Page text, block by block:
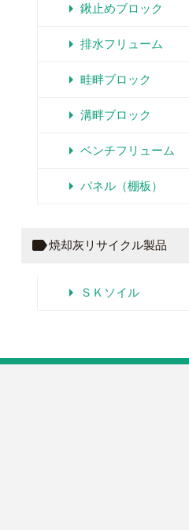
arrow_right 鍬止めブロック
arrow_right 排水フリューム
arrow_right 畦畔ブロック
arrow_right 溝畔ブロック
arrow_right ベンチフリューム
arrow_right パネル（棚板）
label焼却灰リサイクル製品
arrow_right ＳＫソイル